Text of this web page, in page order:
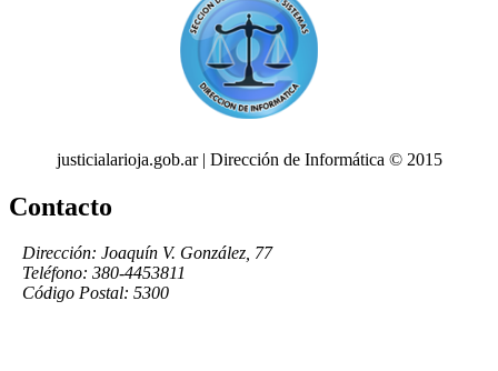
justicialarioja.gob.ar | Dirección de Informática © 2015
Contacto
Dirección: Joaquín V. González, 77
Teléfono: 380-4453811
Código Postal: 5300